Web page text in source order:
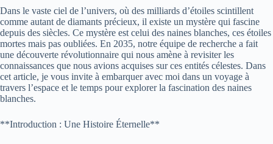
Dans le vaste ciel de l’univers, où des milliards d’étoiles scintillent
comme autant de diamants précieux, il existe un mystère qui fascine
depuis des siècles. Ce mystère est celui des naines blanches, ces étoiles
mortes mais pas oubliées. En 2035, notre équipe de recherche a fait
une découverte révolutionnaire qui nous amène à revisiter les
connaissances que nous avions acquises sur ces entités célestes. Dans
cet article, je vous invite à embarquer avec moi dans un voyage à
travers l’espace et le temps pour explorer la fascination des naines
blanches.
**Introduction : Une Histoire Éternelle**